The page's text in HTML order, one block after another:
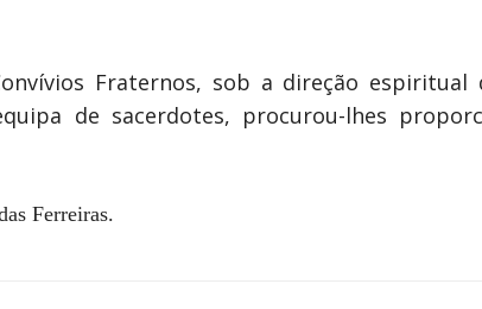
Fraternos, sob a direção
de sacerdotes, procurou-lhes
Ferreiras.